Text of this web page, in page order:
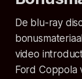
De blu-ray
video
Ford